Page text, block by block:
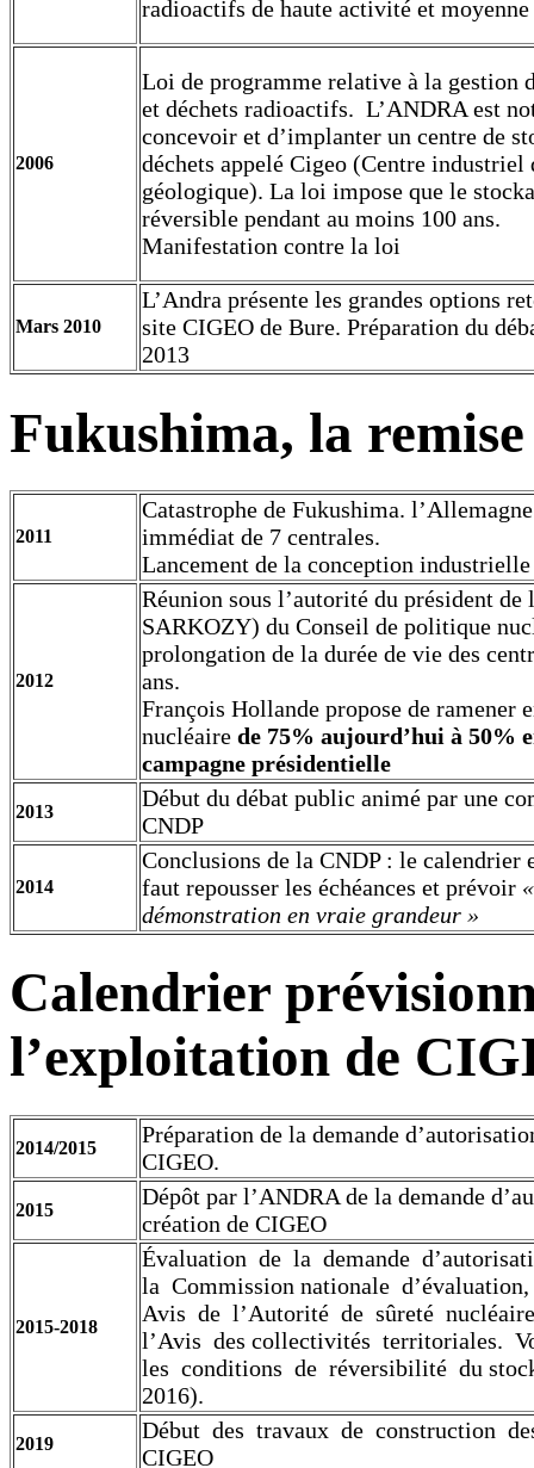
radioactifs de haute activité et
2006
Loi de programme relative à la gestion
et déchets radioactifs. L’ANDRA est
concevoir et d’implanter un centre de
déchets appelé Cigeo (Centre industriel
géologique). La loi impose que le
réversible pendant au moins 100 ans.
Manifestation contre la loi
Mars 2010
L’Andra présente les grandes options
site CIGEO de Bure. Préparation du
2013
Fukushima, la
2011
Catastrophe de Fukushima.
immédiat de 7 centrales.
Lancement de la conception
2012
Réunion sous l’autorité du président
SARKOZY) du Conseil de politique
prolongation de la durée de vie des
ans.
François Hollande propose de ramener
nucléaire de 75% aujourd’hui à 50%
campagne présidentielle
2013
Début du débat public animé par une
CNDP
2014
Conclusions de la CNDP : le
faut repousser les échéances et prévoir
démonstration en vraie grandeur »
Calendrier
l’exploitation de
2014/2015
Préparation de la demande
CIGEO.
2015
Dépôt par l’ANDRA de la demande
création de CIGEO
2015-2018
Évaluation de la demande
la Commission nationale d’évaluation,
Avis de l’Autorité de sûreté
l’Avis des collectivités territoriales.
les conditions de réversibilité du
2016).
2019
Début des travaux de construction
CIGEO